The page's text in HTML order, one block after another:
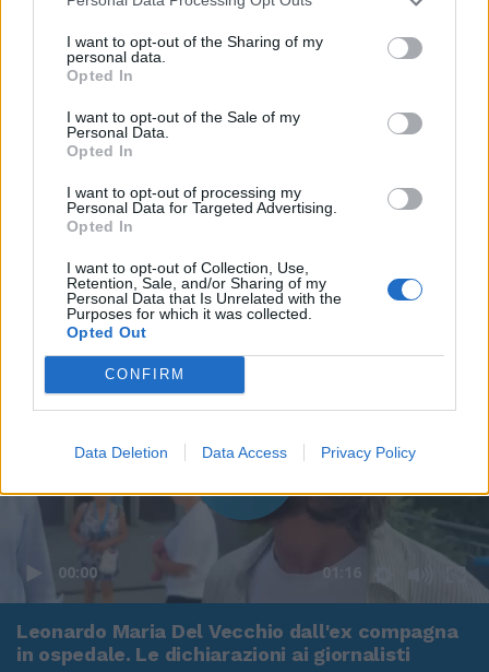
I want to opt-out of the Sharing of my
personal data.
Opted In
I want to opt-out of the Sale of my
Personal Data.
Opted In
I want to opt-out of processing my
Personal Data for Targeted Advertising.
Opted In
I want to opt-out of Collection, Use,
Retention, Sale, and/or Sharing of my
Personal Data that Is Unrelated with the
Purposes for which it was collected.
Opted Out
CONFIRM
Data Deletion Data Access Privacy Policy
00:00 01:16
Leonardo Maria Del Vecchio dall'ex compagna
in ospedale. Le dichiarazioni ai giornalisti